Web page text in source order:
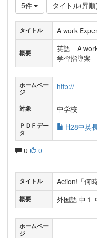
5件 タイトル(昇順)
タイトル A work
概要
英語 A
学習指導案
ホームペー
ジ
http://
対象 中学校
ＰＤＦデー
タ
H28中英
0 0
タイトル Action!「何
概要 外国語 中１
ホームペー
ジ